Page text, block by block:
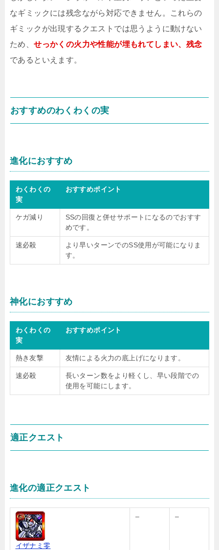
なギミックには残念ながら対応できません。これらの
ギミックが出現するクエストでは思うように動けない
ため、せっかくの火力や性能が埋もれてしまい、残念
であるといえます。
おすすめのわくわくの実
進化におすすめ
わくわくの
実
おすすめポイント
ケガ減り
SSの回復と併せサポートになるのでおすす
めです。
速必殺
より早いターンでのSS使用が可能になりま
す。
神化におすすめ
わくわくの
実
おすすめポイント
熱き友撃 友情による火力の底上げになります。
速必殺
長いターン数をより軽くし、早い段階での
使用を可能にします。
適正クエスト
進化の適正クエスト
イザナミ零
– –